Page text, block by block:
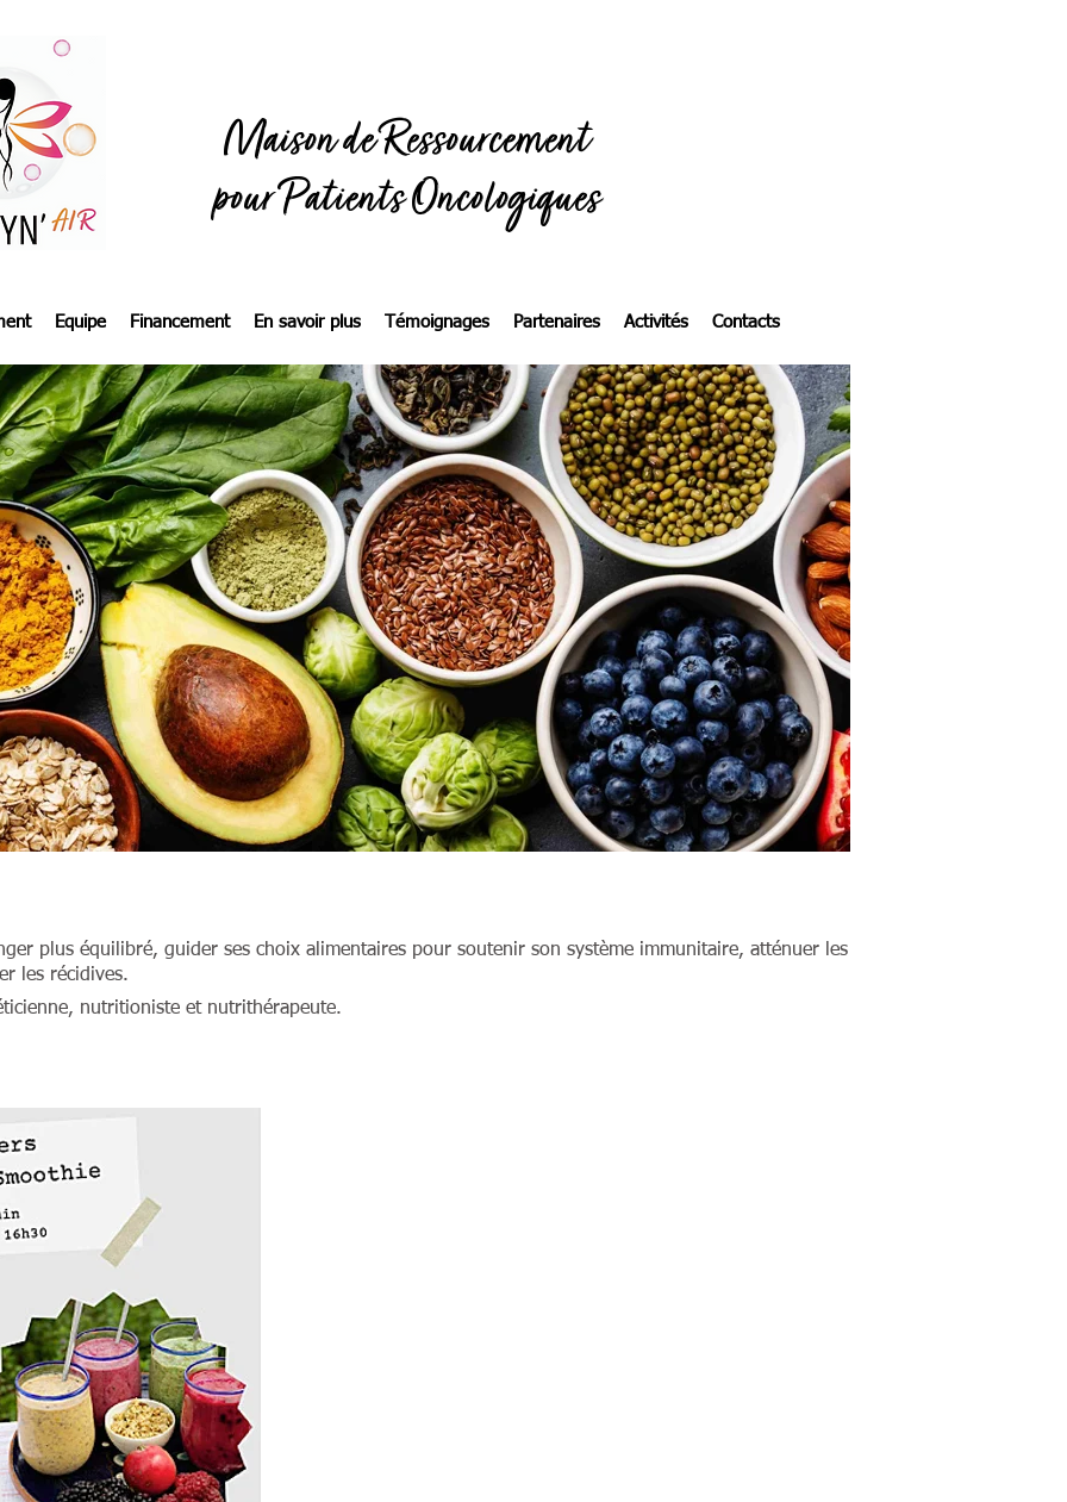
Maison de Ressourcement
pour Patients Oncologiques
Equipe Financement En savoir plus Témoignages Partenaires Activités Contacts
plus équilibré, guider ses choix alimentaires pour soutenir son système immunitaire, atténuer les
les récidives.
nutritioniste et nutrithérapeute.